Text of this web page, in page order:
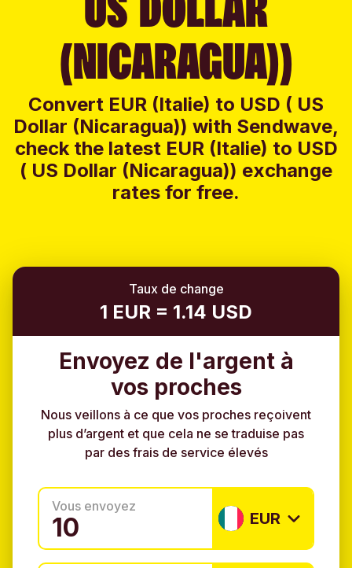
(NICARAGUA))
Convert EUR (Italie) to USD ( US
Dollar (Nicaragua)) with Sendwave,
check the latest EUR (Italie) to USD
( US Dollar (Nicaragua)) exchange
rates for free.
Taux de change
1 EUR = 1.14 USD
Envoyez de l'argent à
vos proches
Nous veillons à ce que vos proches reçoivent
plus d’argent et que cela ne se traduise pas
par des frais de service élevés
Vous envoyez
EUR